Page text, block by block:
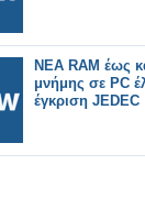
NEA RAM έως
μνήμης σε PC
έγκριση JEDEC